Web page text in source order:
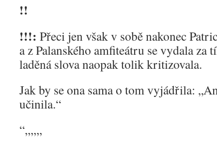
!!
!!!: Přeci jen však v sobě nakonec
a z Palanského amfiteátru se vydala za
laděná slova naopak tolik kritizovala.
Jak by se ona sama o tom vyjádřila:
učinila.“
“,,,,,,